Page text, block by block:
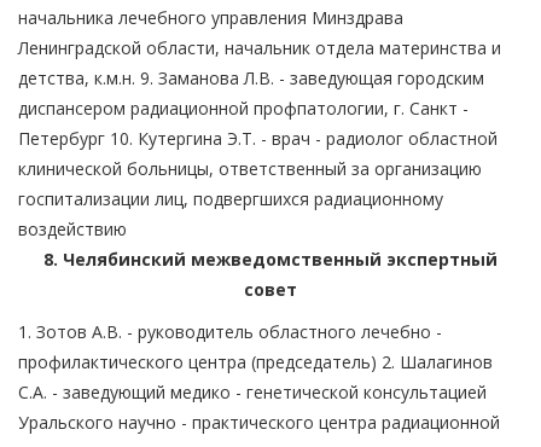
начальника лечебного управления Минздрава
Ленинградской области, начальник отдела материнства и
детства, к.м.н. 9. Заманова Л.В. - заведующая городским
диспансером радиационной профпатологии, г. Санкт -
Петербург 10. Кутергина Э.Т. - врач - радиолог областной
клинической больницы, ответственный за организацию
госпитализации лиц, подвергшихся радиационному
воздействию
8. Челябинский межведомственный экспертный
совет
1. Зотов А.В. - руководитель областного лечебно -
профилактического центра (председатель) 2. Шалагинов
С.А. - заведующий медико - генетической консультацией
Уральского научно - практического центра радиационной